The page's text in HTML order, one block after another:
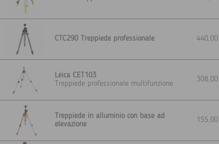
CTC290 Treppiede professionale
Leica CET103
Treppiede professionale multifunzione
Treppiede in alluminio con base ad
elevazione